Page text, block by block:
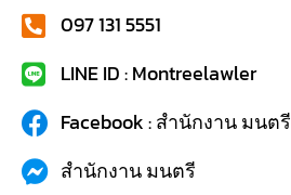
097 131 5551
LINE ID : Montreelawler
Facebook : สำนักงาน มนตรี
สำนักงาน มนตรี